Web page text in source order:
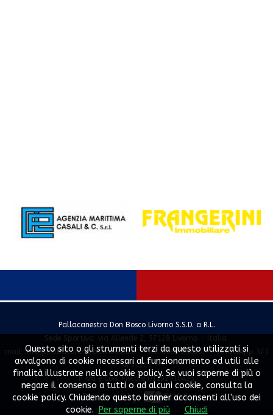
Pallacanestro Don Bosco Livorno S.S.D. a R.L.
Sede Sportiva: via Allende 2, 57128 Livorno - Italia
mail: info@pallacanestrodonbosco.it - Tel. 0586 858167 - WhatsApp 371
4739203
P. Iva e Cod. Fiscale 01192910493
Powered by SLYVI.
Questo sito o gli strumenti terzi da questo utilizzati si
avvalgono di cookie necessari al funzionamento ed utili alle
finalità illustrate nella cookie policy. Se vuoi saperne di più o
negare il consenso a tutti o ad alcuni cookie, consulta la
cookie policy. Chiudendo questo banner acconsenti all'uso dei
cookie.
Per saperne di più Chiudi